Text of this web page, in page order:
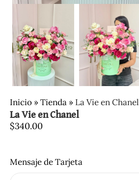
Inicio »Tienda » La Vie en Chanel
La Vie en Chanel
$340.00
Mensaje de Tarjeta